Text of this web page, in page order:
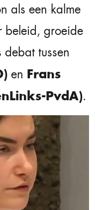
als een kalme
beleid, groeide
tussen
en Frans
PvdA).